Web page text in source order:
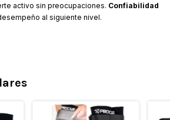
activo sin preocupaciones. Confiabilidad
al siguiente nivel.